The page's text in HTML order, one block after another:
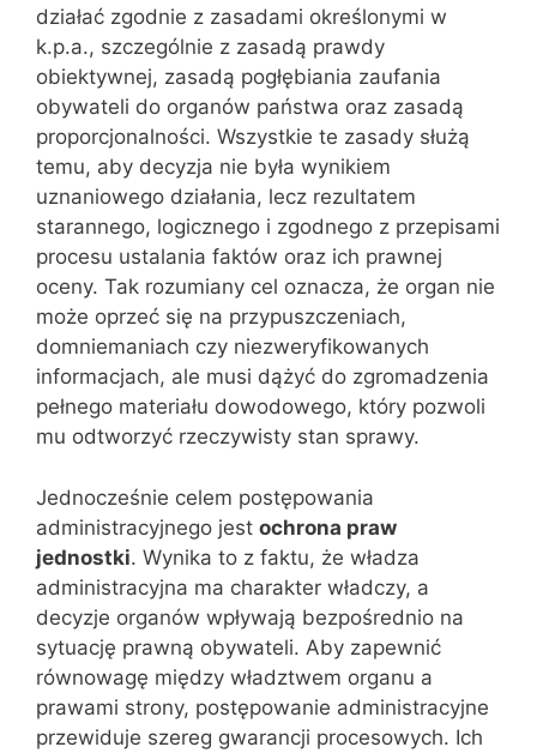
działać zgodnie z zasadami określonymi w
k.p.a., szczególnie z zasadą prawdy
obiektywnej, zasadą pogłębiania zaufania
obywateli do organów państwa oraz zasadą
proporcjonalności. Wszystkie te zasady służą
temu, aby decyzja nie była wynikiem
uznaniowego działania, lecz rezultatem
starannego, logicznego i zgodnego z przepisami
procesu ustalania faktów oraz ich prawnej
oceny. Tak rozumiany cel oznacza, że organ nie
może oprzeć się na przypuszczeniach,
domniemaniach czy niezweryfikowanych
informacjach, ale musi dążyć do zgromadzenia
pełnego materiału dowodowego, który pozwoli
mu odtworzyć rzeczywisty stan sprawy.
Jednocześnie celem postępowania
administracyjnego jest ochrona praw
jednostki. Wynika to z faktu, że władza
administracyjna ma charakter władczy, a
decyzje organów wpływają bezpośrednio na
sytuację prawną obywateli. Aby zapewnić
równowagę między władztwem organu a
prawami strony, postępowanie administracyjne
przewiduje szereg gwarancji procesowych. Ich